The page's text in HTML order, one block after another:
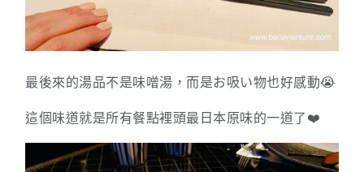
最後來的湯品不是味噌湯，而是お吸い物也好感動😭
這個味道就是所有餐點裡頭最日本原味的一道了❤️